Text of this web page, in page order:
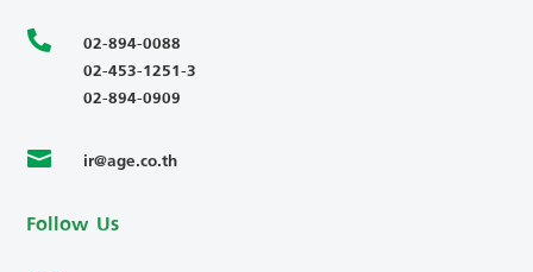

02-894-0088
02-453-1251-3
02-894-0909
 ir@age.co.th
Follow Us